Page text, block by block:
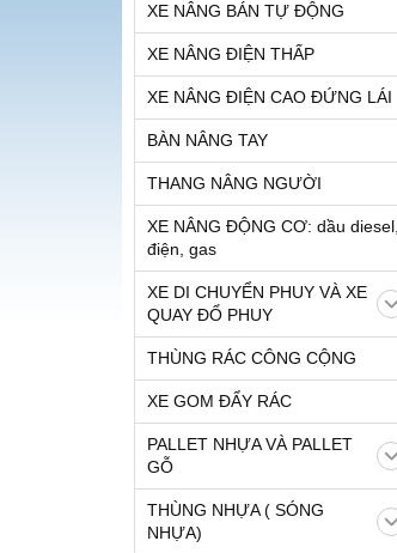
XE NÂNG BÁN TỰ ĐỘNG
XE NÂNG ĐIỆN THẤP
XE NÂNG ĐIỆN CAO ĐỨNG LÁI
BÀN NÂNG TAY
THANG NÂNG NGƯỜI
XE NÂNG ĐỘNG CƠ: dầu diesel,
điện, gas
XE DI CHUYỂN PHUY VÀ XE
QUAY ĐỔ PHUY
THÙNG RÁC CÔNG CỘNG
XE GOM ĐẨY RÁC
PALLET NHỰA VÀ PALLET
GỖ
THÙNG NHỰA ( SÓNG
NHỰA)